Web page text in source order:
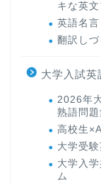
キな英
英語名
翻訳し
大学入試英
2026年
熟語問題
高校生
大学受験
大学入
ム